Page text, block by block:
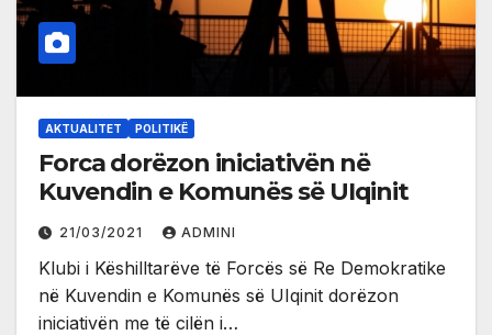
AKTUALITET POLITIKË
Forca dorëzon iniciativën në
Kuvendin e Komunës së UIqinit
21/03/2021 ADMINI
Klubi i Këshilltarëve të Forcës së Re Demokratike
në Kuvendin e Komunës së UIqinit dorëzon
iniciativën me të cilën i…